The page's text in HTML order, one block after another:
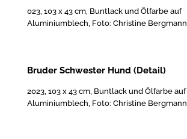
023, 103 x 43 cm, Buntlack und Ölfarbe auf
Aluminiumblech, Foto: Christine Bergmann
Bruder Schwester Hund (Detail)
2023, 103 x 43 cm, Buntlack und Ölfarbe auf
Aluminiumblech, Foto: Christine Bergmann